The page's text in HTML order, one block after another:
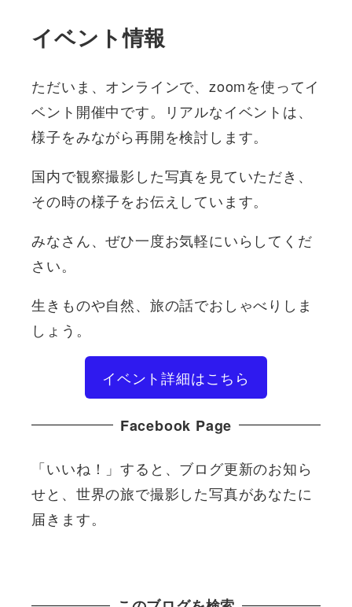
イベント情報
ただいま、オンラインで、zoomを使ってイ
ベント開催中です。リアルなイベントは、
様子をみながら再開を検討します。
国内で観察撮影した写真を見ていただき、
その時の様子をお伝えしています。
みなさん、ぜひ一度お気軽にいらしてくだ
さい。
生きものや自然、旅の話でおしゃべりしま
しょう。
イベント詳細はこちら
Facebook Page
「いいね！」すると、ブログ更新のお知ら
せと、世界の旅で撮影した写真があなたに
届きます。